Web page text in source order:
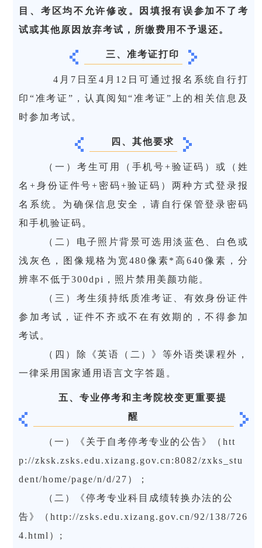
目、考区均不 允许修改。
因填报有误参加不了考
试或其他原因放弃考试，所缴费用不予退还。
三、准考证打印
4月7日至4月12日可通过报名系统自行打
印“准考证”，认真阅知“准考证”上的相关信息及
时参加考试。
四、其他要求
（一）考生可用（手机号+验证码）或（姓
名+身份证件号+密码+验证码）两种方式登录报
名系统。为确保信息安全，请自行保管登录密码
和手机验证码。
（二）电子照片背景可选用淡蓝色、白色或
浅灰色，图像规格为宽480像素*高640像素，分
辨率不低于300dpi，照片禁用美颜功能。
（三）考生须持纸质准考证、有效身份证件
参加考试，证件不齐或不在有效期的，不得参加
考试。
（四）除《英语（二）》等外语类课程外，
一律采用国家通用语言文字答题。
五、专业停考和主考院校变更重要提
醒
（一）《关于自考停考专业的公告》（htt
p://zksk.zsks.edu.xizang.gov.cn:8082/zxks_stu
dent/home/page/n/d/27）；
（二）《停考专业科目成绩转换办法的公
告》（http://zsks.edu.xizang.gov.cn/92/138/726
4.html）;